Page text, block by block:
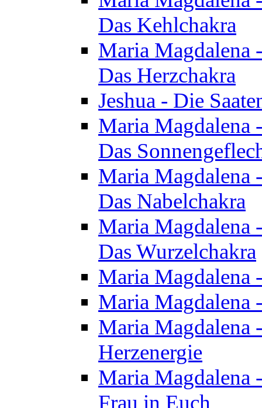
Das Kehlchakra
Maria Magdalena
Das Herzchakra
Jeshua - Die
Maria Magdalena
Das
Maria Magdalena
Das Nabelchakra
Maria Magdalena
Das Wurzelchakra
Maria Magdalena
Maria Magdalena
Maria Magdalena
Herzenergie
Maria Magdalena
Frau in Euch